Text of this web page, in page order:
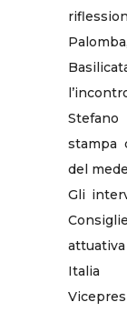
Stefano
stampa
del
Gli
Italia